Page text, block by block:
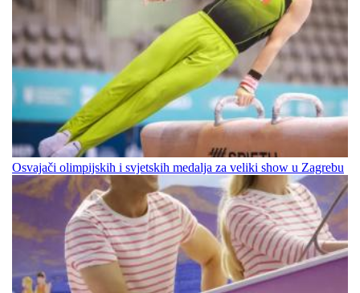
Osvajači olimpijskih i svjetskih medalja za veliki show u Zagrebu